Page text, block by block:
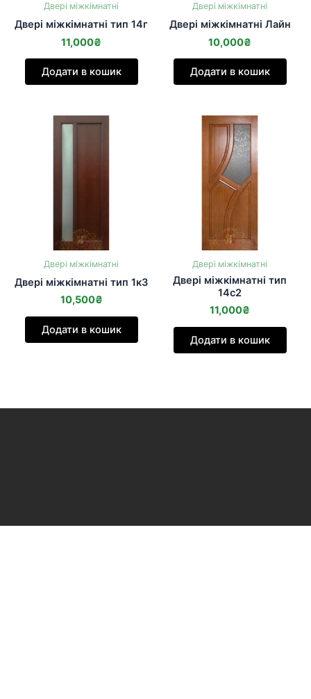
Двері міжкімнатні
Двері міжкімнатні тип 14г
11,000₴
Додати в кошик
Двері міжкімнатні
Двері міжкімнатні Лайн
10,000₴
Додати в кошик
Двері міжкімнатні
Двері міжкімнатні тип 1к3
10,500₴
Додати в кошик
Двері міжкімнатні
Двері міжкімнатні тип
14с2
11,000₴
Додати в кошик